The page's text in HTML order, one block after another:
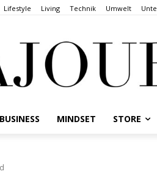
Lifestyle Living Technik Umwelt
BUSINESS MINDSET STORE